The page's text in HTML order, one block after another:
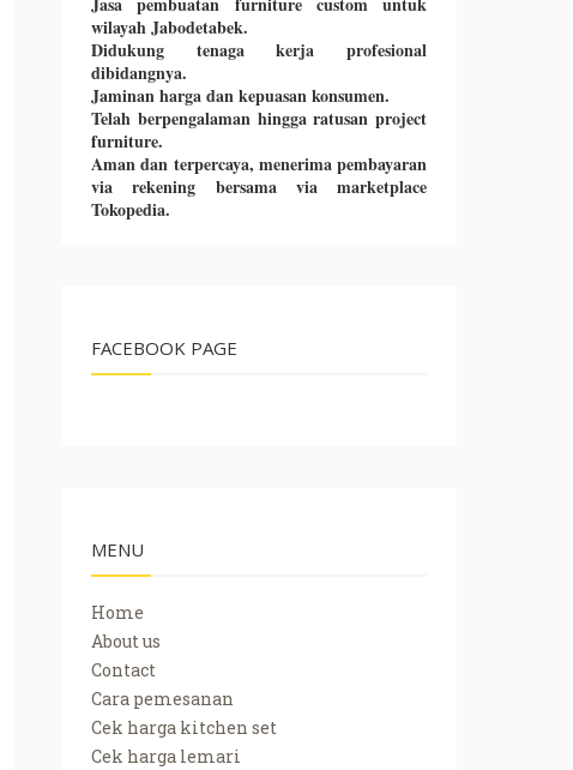
Kitchen set finishing hpl, Kabinet atas hpl, Lemari dapur finish hpl, dapur bersih
wilayah Jabodetabek.
Didukung tenaga kerja profesional
dibidangnya.
Jaminan harga dan kepuasan konsumen.
Telah berpengalaman hingga ratusan project
furniture.
Aman dan terpercaya, menerima pembayaran
via rekening bersama via marketplace
Tokopedia.
FACEBOOK PAGE
MENU
Home
About us
Contact
Cara pemesanan
Cek harga kitchen set
Cek harga lemari